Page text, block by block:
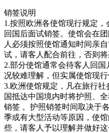
销签说明
1.按照欧洲各使馆现行规定
回国后面试销签。使馆会在
人必须按照使馆通知时间亲
试，请客人配合前往，否则将
2.部分使馆通常会待客人回
况较难理解，但实属使馆现行
3.欧洲使馆规定，凡在旅行
国抵达中国境内时将护照、
销签 。护照销签时间取决于
季或有大型活动等原因，使
些，请客人予以理解并做好这